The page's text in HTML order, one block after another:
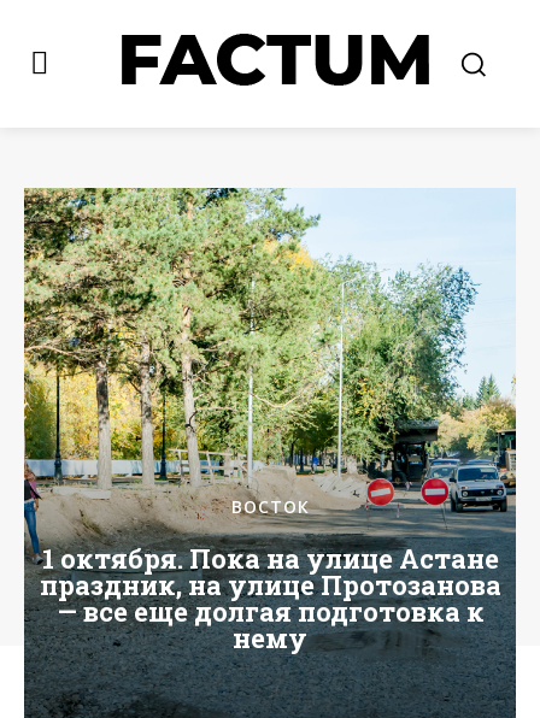
ВОСТОК
1 октября. Пока на улице Астане
праздник, на улице Протозанова
— все еще долгая подготовка к
нему